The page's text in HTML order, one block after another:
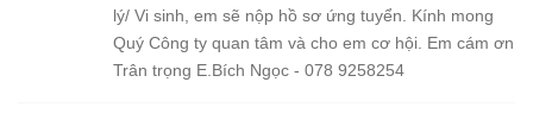
lý/ Vi sinh, em sẽ nộp hồ sơ ứng tuyển. Kính mong
Quý Công ty quan tâm và cho em cơ hội. Em cám ơn
Trân trọng E.Bích Ngọc - 078 9258254